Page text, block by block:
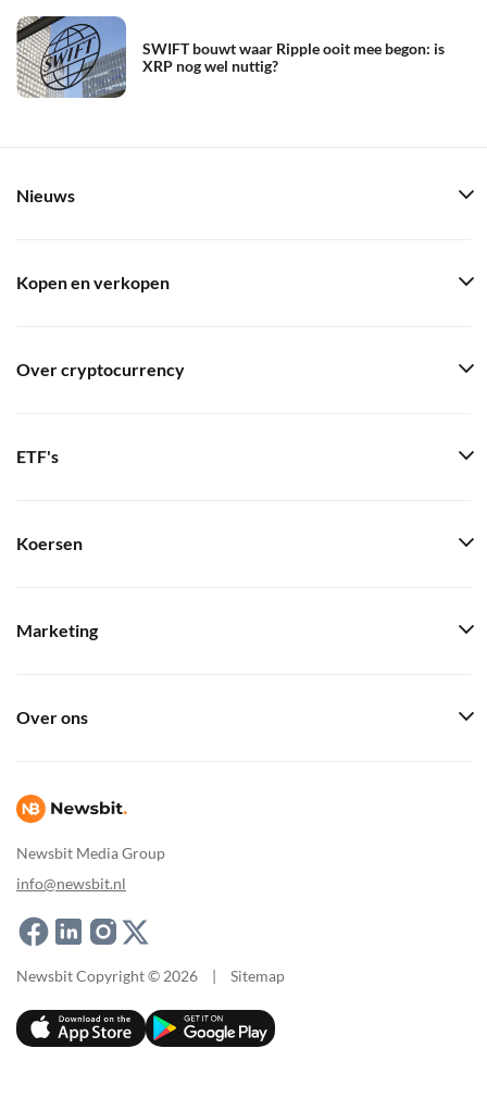
SWIFT bouwt waar Ripple ooit mee begon: is
XRP nog wel nuttig?
Newsbit Media Group
info@newsbit.nl
Nieuws
Kopen en verkopen
Over cryptocurrency
ETF's
Koersen
Marketing
Over ons
Newsbit Copyright © 2026 | Sitemap